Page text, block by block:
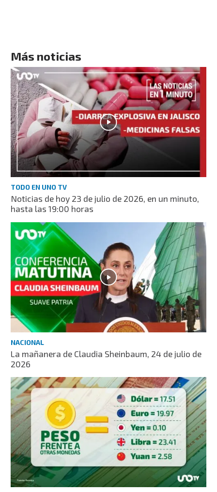
Más noticias
TODO EN UNO TV
Noticias de hoy 23 de julio de 2026, en un minuto,
hasta las 19:00 horas
NACIONAL
La mañanera de Claudia Sheinbaum, 24 de julio de
2026